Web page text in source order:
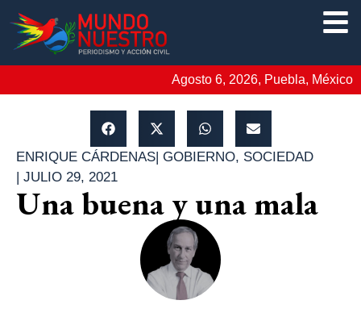
Agosto 6, 2026, Puebla, México
ENRIQUE CÁRDENAS| GOBIERNO, SOCIEDAD
| JULIO 29, 2021
Una buena y una mala